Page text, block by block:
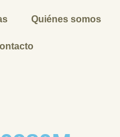
Quiénes somos